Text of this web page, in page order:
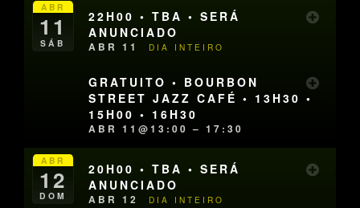
ABR
11
SÁB
22H00 • TBA • SERÁ
ANUNCIADO
ABR 11 DIA INTEIRO
GRATUITO • BOURBON
STREET JAZZ CAFÉ • 13H30 •
15H00 • 16H30
ABR 11@13:00 – 17:30
ABR
12
DOM
20H00 • TBA • SERÁ
ANUNCIADO
ABR 12 DIA INTEIRO